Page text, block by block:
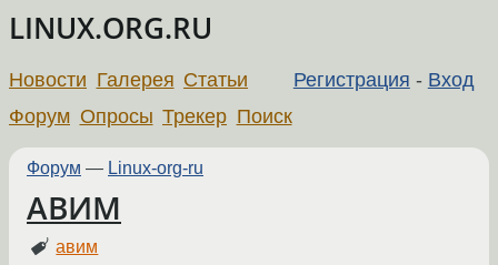
LINUX.ORG.RU
Регистрация - Вход
Новости Галерея Статьи
Форум Опросы Трекер Поиск
Форум — Linux-org-ru
АВИМ
авим